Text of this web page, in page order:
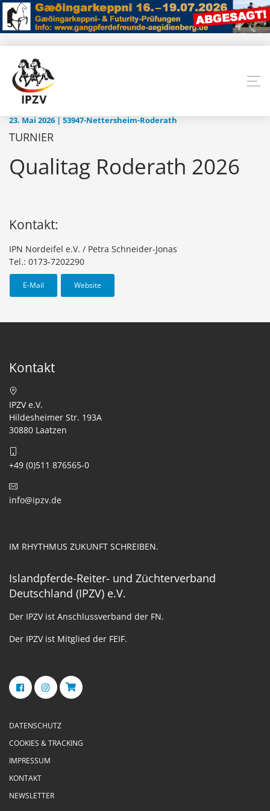
23. Mai 2026 | 53947-Nettersheim-Roderath
TURNIER
Qualitag Roderath 2026
Kontakt:
IPN Nordeifel e.V. / Petra Schneider-Jonas
Tel.: 0173-7202290
E-Mail Website
Kontakt
IPZV e.V.
Hildesheimer Str. 193A
30880 Laatzen
+49 (0)511 876565-0
info@ipzv.de
IM RHYTHMUS ZUKUNFT SCHREIBEN.
Islandpferde-Reiter- und Züchterverband
Deutschland (IPZV) e.V.
Der IPZV ist Anschlussverband der FN.
Der IPZV ist Mitglied der FEIF.
DATENSCHUTZ
COOKIES & TRACKING
IMPRESSUM
KONTAKT
NEWSLETTER